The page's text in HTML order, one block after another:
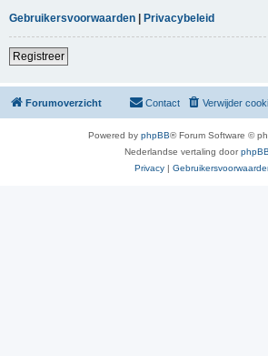
Gebruikersvoorwaarden | Privacybeleid
Registreer
Forumoverzicht Verwijder
Contact
Powered by phpBB® Forum Software ©
Nederlandse vertaling door
Privacy |